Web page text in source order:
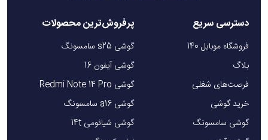
دسترسی سریع
فروشگاه موبایل 140
بلاگ
فرصت‌های شغلی
خرید گوشی
گوشی سامسونگ
پرفروش‌ترین محصولات
گوشی s25 سامسونگ
گوشی آیفون 16
گوشی Redmi Note 14 Pro
گوشی a16 سامسونگ
گوشی شیائومی 14t